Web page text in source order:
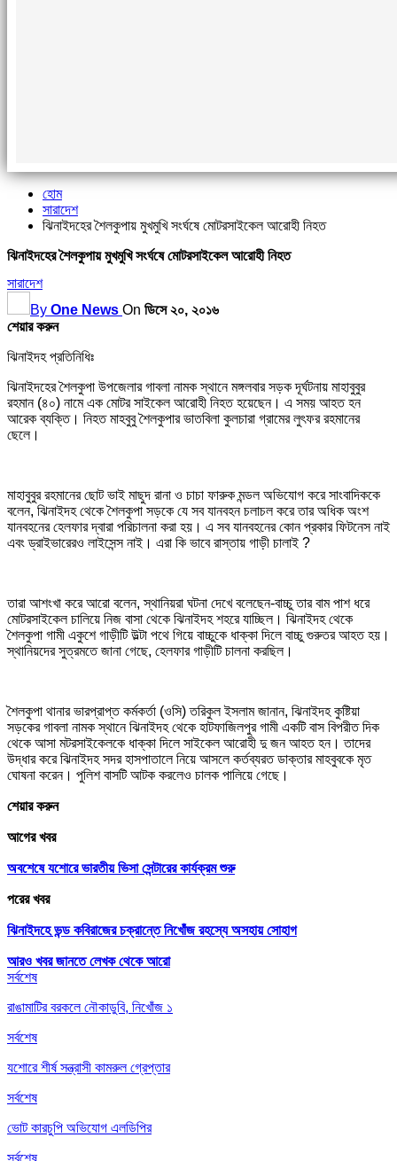
হোম
সারাদেশ
ঝিনাইদহের শৈলকুপায় মুখমুখি সংর্ঘষে মোটরসাইকেল আরোহী নিহত
ঝিনাইদহের শৈলকুপায় মুখমুখি সংর্ঘষে মোটরসাইকেল আরোহী নিহত
সারাদেশ
By One News On ডিসে ২০, ২০১৬
শেয়ার করুন
ঝিনাইদহ প্রতিনিধিঃ
ঝিনাইদহের শৈলকুপা উপজেলার গাবলা নামক স্থানে মঙ্গলবার সড়ক দূর্ঘটনায় মাহাবুবুর
রহমান (৪০) নামে এক মোটর সাইকেল আরোহী নিহত হয়েছেন। এ সময় আহত হন
আরেক ব্যক্তি। নিহত মাহবুবু শৈলকুপার ভাতবিলা কুলচারা গ্রামের লুৎফর রহমানের
ছেলে।
মাহাবুবুর রহমানের ছোট ভাই মাছুদ রানা ও চাচা ফারুক মন্ডল অভিযোগ করে সাংবাদিককে
বলেন, ঝিনাইদহ থেকে শৈলকুপা সড়কে যে সব যানবহন চলাচল করে তার অধিক অংশ
যানবহনের হেলফার দ্বারা পরিচালনা করা হয়। এ সব যানবহনের কোন প্রকার ফিটনেস নাই
এবং ড্রাইভারেরও লাইসেন্স নাই। এরা কি ভাবে রাস্তায় গাড়ী চালাই ?
তারা আশংখা করে আরো বলেন, স্থানিয়রা ঘটনা দেখে বলেছেন-বাচ্চু তার বাম পাশ ধরে
মোটরসাইকেল চালিয়ে নিজ বাসা থেকে ঝিনাইদহ শহরে যাচ্ছিল। ঝিনাইদহ থেকে
শৈলকুপা গামী একুশে গাড়ীটি উল্টা পথে গিয়ে বাচ্চুকে ধাক্কা দিলে বাচ্চু গুরুতর আহত হয়।
স্থানিয়দের সুত্রমতে জানা গেছে, হেলফার গাড়ীটি চালনা করছিল।
শৈলকুপা থানার ভারপ্রাপ্ত কর্মকর্তা (ওসি) তরিকুল ইসলাম জানান, ঝিনাইদহ কুষ্টিয়া
সড়কের গাবলা নামক স্থানে ঝিনাইদহ থেকে হাটফাজিলপুর গামী একটি বাস বিপরীত দিক
থেকে আসা মটরসাইকেলকে ধাক্কা দিলে সাইকেল আরোহী দু জন আহত হন। তাদের
উদ্ধার করে ঝিনাইদহ সদর হাসপাতালে নিয়ে আসলে কর্তব্যরত ডাক্তার মাহবুবকে মৃত
ঘোষনা করেন। পুলিশ বাসটি আটক করলেও চালক পালিয়ে গেছে।
শেয়ার করুন
আগের খবর
অবশেষে যশোরে ভারতীয় ভিসা সেন্টারের কার্যক্রম শুরু
পরের খবর
ঝিনাইদহে ভন্ড কবিরাজের চক্রান্তে নিখোঁজ রহস্যে অসহায় সোহাগ
আরও খবর জানতে লেখক থেকে আরো
সর্বশেষ
রাঙামাটির বরকলে নৌকাডুবি, নিখোঁজ ১
সর্বশেষ
যশোরে শীর্ষ সন্ত্রাসী কামরুল গ্রেপ্তার
সর্বশেষ
ভোট কারচুপি অভিযোগ এলডিপির